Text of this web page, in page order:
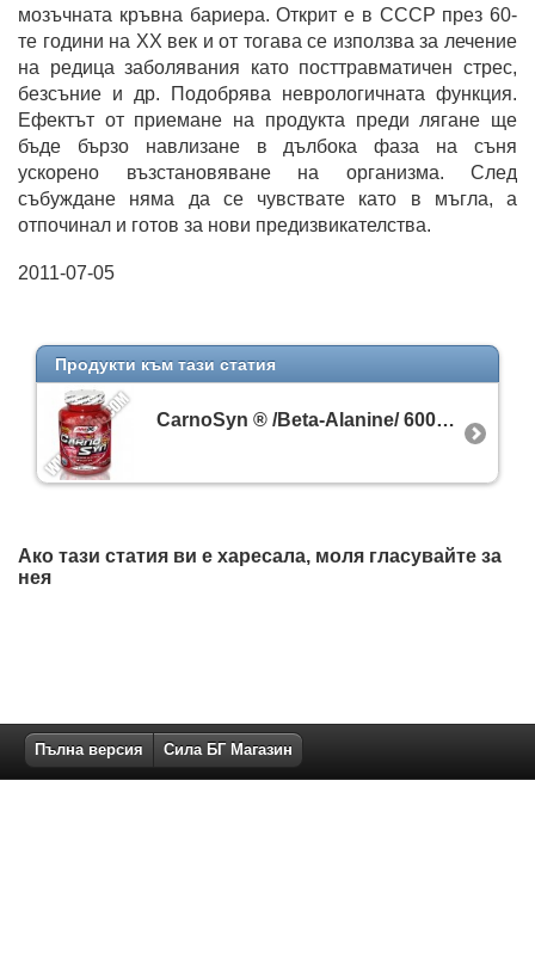
мозъчната кръвна бариера. Открит е в СССР през 60-
те години на XX век и от тогава се използва за лечение
на редица заболявания като посттравматичен стрес,
безсъние и др. Подобрява неврологичната функция.
Ефектът от приемане на продукта преди лягане ще
бъде бързо навлизане в дълбока фаза на съня
ускорено възстановяване на организма. След
събуждане няма да се чувствате като в мъгла, а
отпочинал и готов за нови предизвикателства.
2011-07-05
Продукти към тази статия
CarnoSyn ® /Beta-Alanine/ 600mg. / 100 Caps.
Ако тази статия ви е харесала, моля гласувайте за
нея
Пълна версия Сила БГ Магазин